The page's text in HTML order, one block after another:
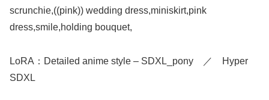
scrunchie,((pink)) wedding dress,miniskirt,pink
dress,smile,holding bouquet,
LoRA：Detailed anime style – SDXL_pony ／ Hyper
SDXL